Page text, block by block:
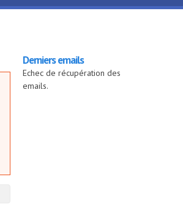
Derniers emails
Echec de récupération des
emails.